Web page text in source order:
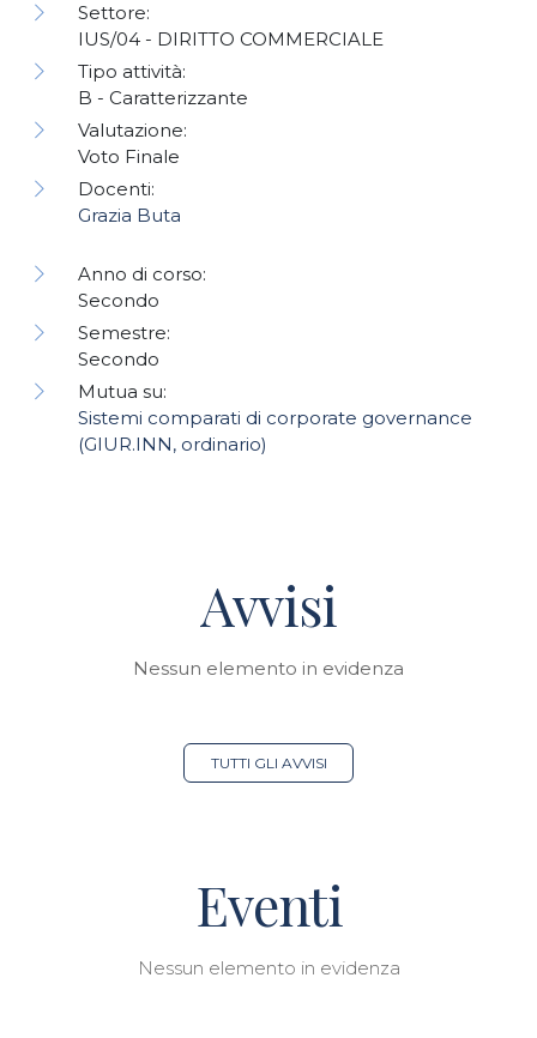
Settore:
IUS/04 - DIRITTO COMMERCIALE
Tipo attività:
B - Caratterizzante
Valutazione:
Voto Finale
Docenti:
Grazia Buta
Anno di corso:
Secondo
Semestre:
Secondo
Mutua su:
Sistemi comparati di corporate governance
(GIUR.INN, ordinario)
Avvisi
Nessun elemento in evidenza
TUTTI GLI AVVISI
Eventi
Nessun elemento in evidenza